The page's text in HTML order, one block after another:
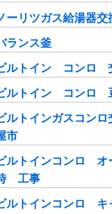
ーリツガス給湯器
ランス釜
ルトイン コンロ
ルトイン コンロ
ルトインガスコン
市
ルトインコンロ
工事
ルトインコンロ